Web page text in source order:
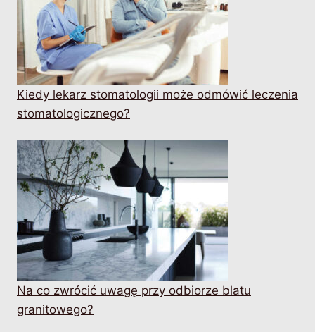
Kiedy lekarz stomatologii może odmówić leczenia
stomatologicznego?
Na co zwrócić uwagę przy odbiorze blatu
granitowego?